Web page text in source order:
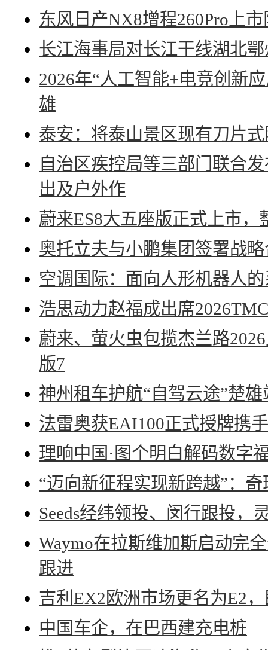
东风日产NX8增程260Pro上
长江海事局对长江干线湖北
2026年“人工智能+电竞创新
雄
泰安：将泰山景区现有刀片
自治区疾控局等三部门联合
出及户外作
蔚来ES8大五座版正式上市，
奥托立夫与小鹏集团签署战
空调国际：面向人形机器人
浩思动力赵福成出席
蔚来、萤火虫包揽杰兰路
版7
神州租车护航“自驾云途”楚
法雷奥获EAI100正式授牌携
理响中国·图个明白解码数字
“迈向新征程实现新跨越”：
Seeds经纬领投、闵行跟投，
Waymo在拉斯维加斯启动完
跟进
吉利EX2欧洲市场更名为E2
中国车企，在巴西建充电桩